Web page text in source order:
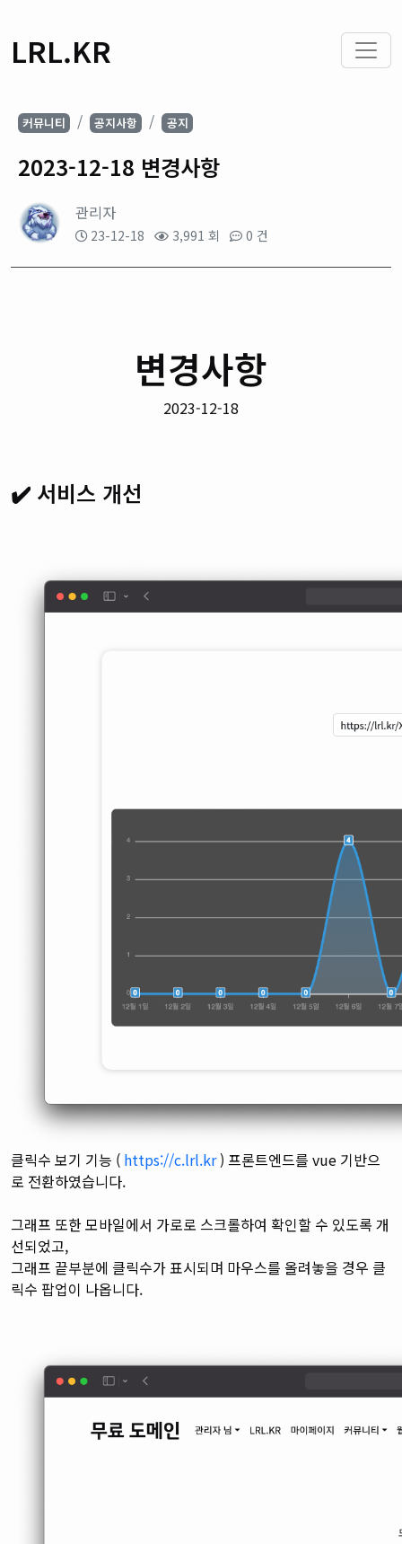
LRL.KR
커뮤니티 공지사항 공지
2023-12-18 변경사항
관리자
23-12-18 3,991 회 0 건
변경사항
2023-12-18
✔️ 서비스 개선
클릭수 보기 기능 ( https://c.lrl.kr) 프론트엔드를 vue 기반으
로 전환하였습니다.
그래프 또한 모바일에서 가로로 스크롤하여 확인할 수 있도록 개
선되었고,
그래프 끝부분에 클릭수가 표시되며 마우스를 올려놓을 경우 클
릭수 팝업이 나옵니다.